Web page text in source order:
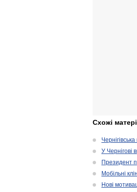
Схожі
У Чернігові
Президент
Мобільні
Нові